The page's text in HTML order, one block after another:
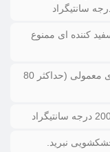
کننده ای ممنوع
خشک کردن در دمای معمولی (حداکثر 80
نبرید.